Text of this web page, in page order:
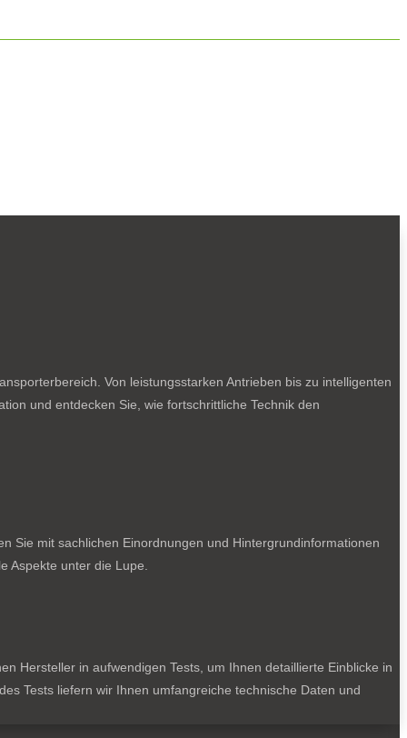
Von leistungsstarken Antrieben bis zu intelligenten
und entdecken Sie, wie fortschrittliche Technik den
Sie mit sachlichen Einordnungen und Hintergrundinformationen
Aspekte unter die Lupe.
Hersteller in aufwendigen Tests, um Ihnen detaillierte Einblicke in
Tests liefern wir Ihnen umfangreiche technische Daten und